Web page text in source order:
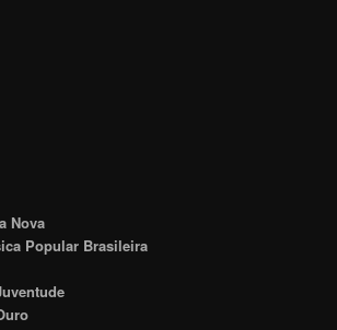
Nova
Popular Brasileira